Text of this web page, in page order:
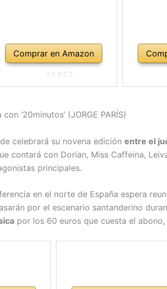
Comprar en Amazon
’20minutos’ (JORGE PARÍS)
celebrará su novena edición entre el
contará con Dorian, Miss Caffeina,
principales.
en el norte de España espera
por el escenario santanderino
por los 60 euros que cuesta el